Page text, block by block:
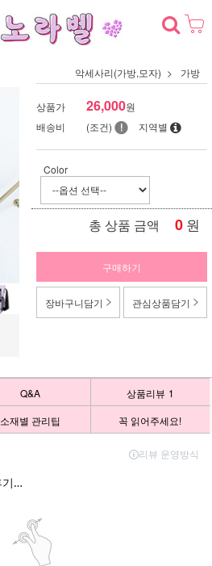
악세사리(가방,모자) 가방
상품가 26,000원
배송비
(조건) 지역별
Color
총 상품 금액 0 원
구매하기
장바구니담기 관심상품담기
Q&A 상품리뷰 1
소재별 관리팁 꼭 읽어주세요!